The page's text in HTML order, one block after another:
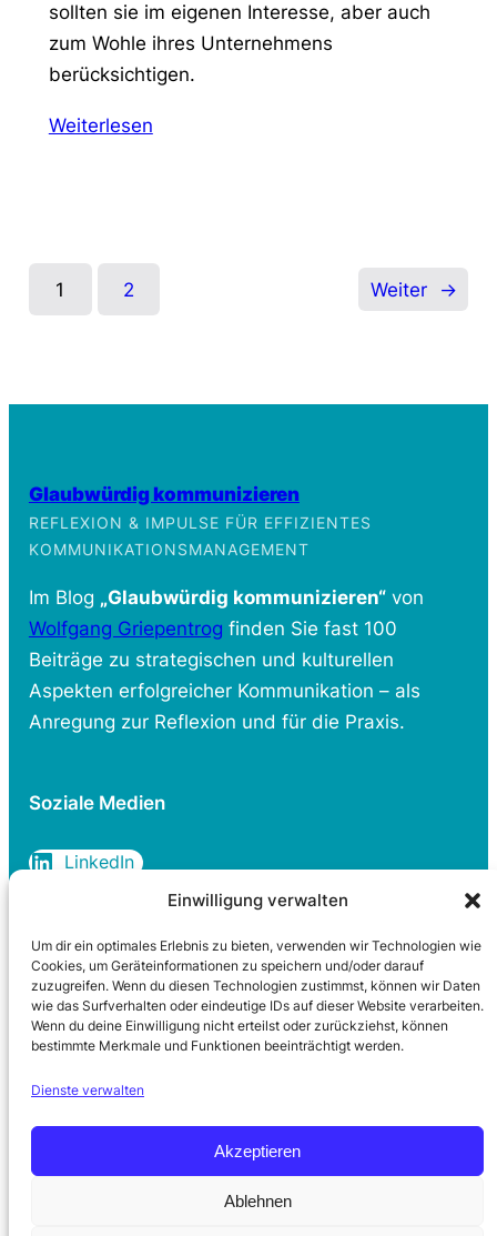
Einwilligung verwalten
Um dir ein optimales Erlebnis zu bieten, verwenden wir Technologien wie
Cookies, um Geräteinformationen zu speichern und/oder darauf
zuzugreifen. Wenn du diesen Technologien zustimmst, können wir Daten
wie das Surfverhalten oder eindeutige IDs auf dieser Website verarbeiten.
Wenn du deine Einwilligung nicht erteilst oder zurückziehst, können
bestimmte Merkmale und Funktionen beeinträchtigt werden.
Dienste verwalten
Akzeptieren
Ablehnen
sollten sie im eigenen Interesse, aber auch
zum Wohle ihres Unternehmens
berücksichtigen.
Weiterlesen
1 2 Weiter →
Glaubwürdig kommunizieren
REFLEXION & IMPULSE FÜR EFFIZIENTES
KOMMUNIKATIONSMANAGEMENT
Im Blog „Glaubwürdig kommunizieren“von
Wolfgang Griepentrog finden Sie fast 100
Beiträge zu strategischen und kulturellen
Aspekten erfolgreicher Kommunikation – als
Anregung zur Reflexion und für die Praxis.
Soziale Medien
LinkedIn
Rechtliches
Datenschutzerklärung
Cookie-Richtlinie